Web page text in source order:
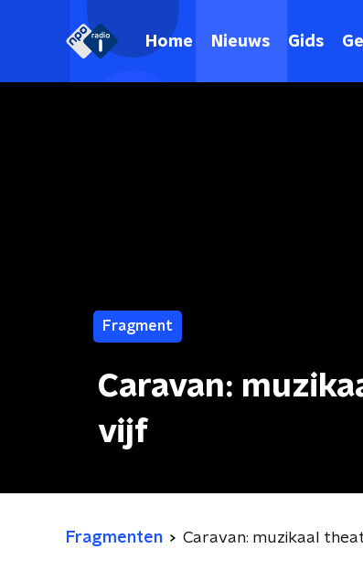
Home Nieuws Gids
Fragment
Caravan:
vijf
Fragmenten Caravan: muzikaal